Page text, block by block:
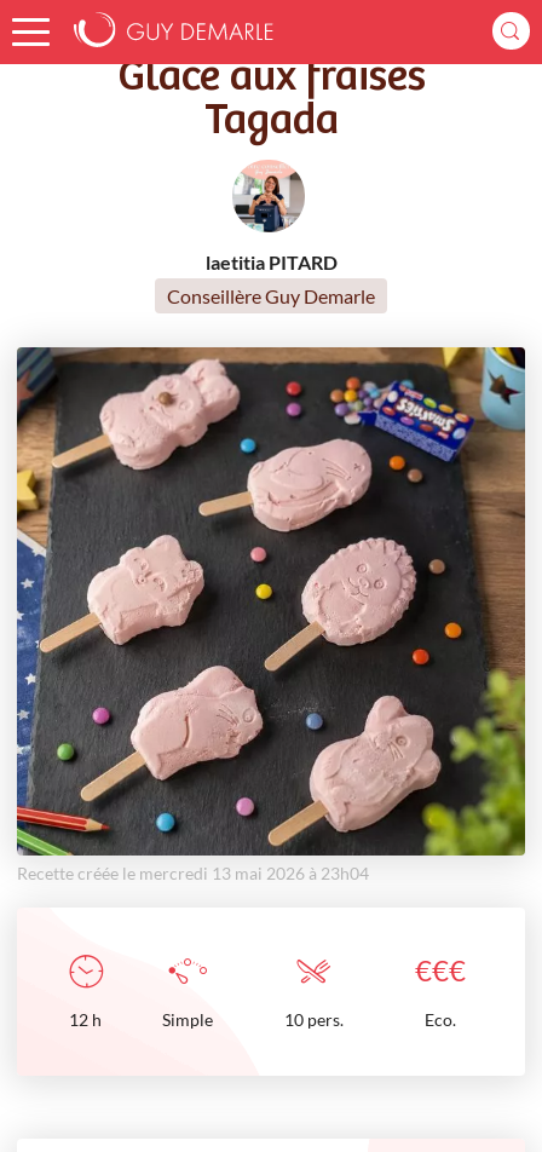
Accueil Recettes Glace aux fraises Tagada
Glace aux fraises
Tagada
laetitia PITARD
Conseillère Guy Demarle
Recette créée le mercredi 13 mai 2026 à 23h04
€€€
12 h Simple 10 pers. Eco.